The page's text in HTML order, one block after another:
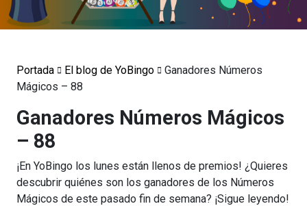
Portada El blog de YoBingo
Ganadores Números
Mágicos – 88
Ganadores Números Mágicos
– 88
¡En YoBingo los lunes están llenos de premios! ¿Quieres
descubrir quiénes son los ganadores de los Números
Mágicos de este pasado fin de semana? ¡Sigue leyendo!